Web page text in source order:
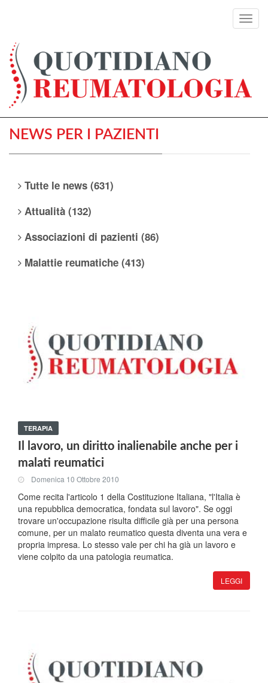
NEWS PER I PAZIENTI
Tutte le news (631)
Attualità (132)
Associazioni di pazienti (86)
Malattie reumatiche (413)
TERAPIA
Il lavoro, un diritto inalienabile anche per i
malati reumatici
Domenica 10 Ottobre 2010
Come recita l'articolo 1 della Costituzione Italiana, "l'Italia è
una repubblica democratica, fondata sul lavoro". Se oggi
trovare un'occupazione risulta difficile già per una persona
comune, per un malato reumatico questa diventa una vera e
propria impresa. Lo stesso vale per chi ha già un lavoro e
viene colpito da una patologia reumatica.
LEGGI